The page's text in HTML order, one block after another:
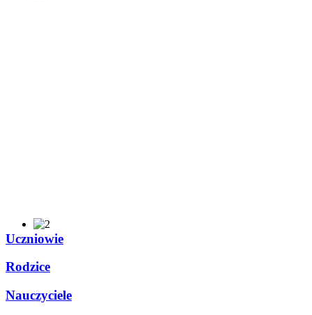
Uczniowie
Rodzice
Nauczyciele